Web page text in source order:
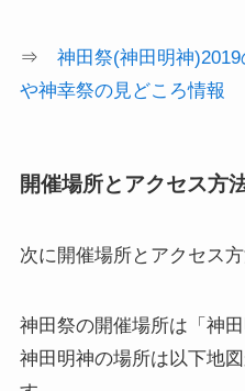
⇒ 神田祭(神田明神
や神幸祭の見どころ情報
開催場所とアクセス方
次に開催場所とアクセス
神田祭の開催場所は「神田
神田明神の場所は以下地